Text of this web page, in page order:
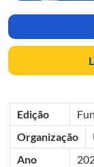
Edição
Organização
Ano